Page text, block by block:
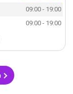
09:00 - 19:00
09:00 - 19:00